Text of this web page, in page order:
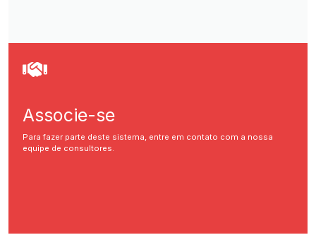
Associe-se
Para fazer parte deste sistema, entre em contato com a nossa
equipe de consultores.